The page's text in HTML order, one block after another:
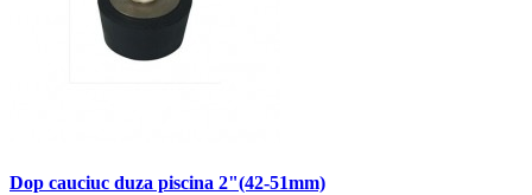
Dop cauciuc duza piscina 2"(42-51mm)